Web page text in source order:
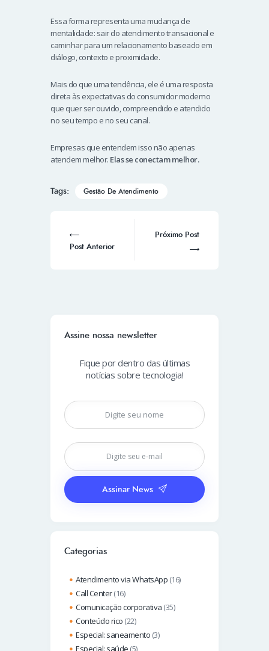
Essa forma representa uma mudança de
mentalidade: sair do atendimento transacional e
caminhar para um relacionamento baseado em
diálogo, contexto e proximidade.
Mais do que uma tendência, ele é uma resposta
direta às expectativas do consumidor moderno
que quer ser ouvido, compreendido e atendido
no seu tempo e no seu canal.
Empresas que entendem isso não apenas
atendem melhor. Elas se conectam melhor.
Tags: Gestão De Atendimento
Post Anterior
Próximo Post
Assine nossa newsletter
Fique por dentro das últimas
notícias sobre tecnologia!
Assinar News
Categorias
Atendimento via WhatsApp (16)
Call Center(16)
Comunicação corporativa (35)
Conteúdo rico (22)
Especial: saneamento (3)
Especial: saúde (5)